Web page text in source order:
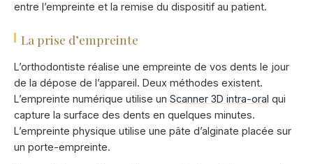
entre l’empreinte et la remise du dispositif au patient.
La prise d’empreinte
L’orthodontiste réalise une empreinte de vos dents le jour
de la dépose de l’appareil. Deux méthodes existent.
L’empreinte numérique utilise un Scanner 3D intra-oral qui
capture la surface des dents en quelques minutes.
L’empreinte physique utilise une pâte d’alginate placée sur
un porte-empreinte.